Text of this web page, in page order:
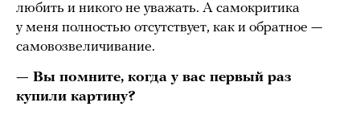
любить и никого не уважать. А самокритика
у меня полностью отсутствует, как и обратное —
самовозвеличивание.
— Вы помните, когда у вас первый раз
купили картину?